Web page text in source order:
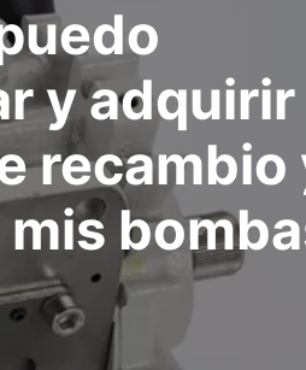
y adquirir
recambio